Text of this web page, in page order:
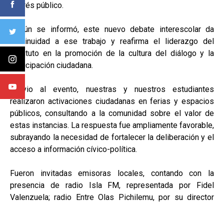
interés público.
Según se informó, este nuevo debate interescolar da
continuidad a ese trabajo y reafirma el liderazgo del
Instituto en la promoción de la cultura del diálogo y la
participación ciudadana.
Previo al evento, nuestras y nuestros estudiantes
realizaron activaciones ciudadanas en ferias y espacios
públicos, consultando a la comunidad sobre el valor de
estas instancias. La respuesta fue ampliamente favorable,
subrayando la necesidad de fortalecer la deliberación y el
acceso a información cívico-política.
Fueron invitadas emisoras locales, contando con la
presencia de radio Isla FM, representada por Fidel
Valenzuela; radio Entre Olas Pichilemu, por su director